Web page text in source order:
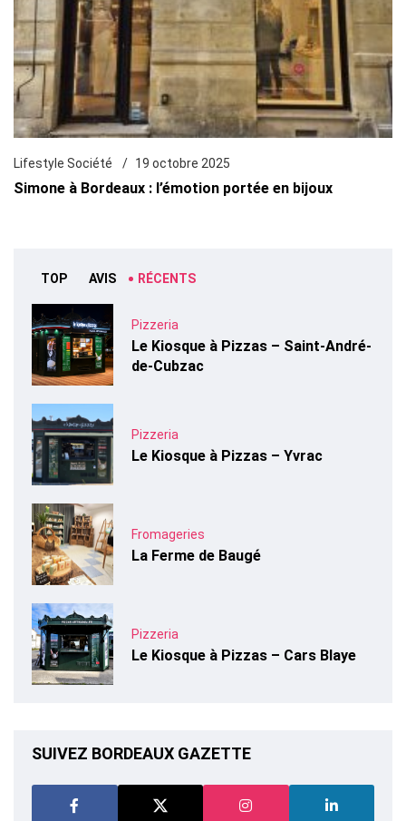
Lifestyle Société 19 octobre 2025
Simone à Bordeaux : l’émotion portée en bijoux
TOP AVIS RÉCENTS
Pizzeria
Le Kiosque à Pizzas – Saint-André-
de-Cubzac
Pizzeria
Le Kiosque à Pizzas – Yvrac
Fromageries
La Ferme de Baugé
Pizzeria
Le Kiosque à Pizzas – Cars Blaye
SUIVEZ BORDEAUX GAZETTE